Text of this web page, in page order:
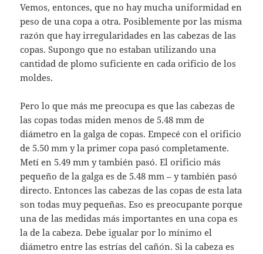
Vemos, entonces, que no hay mucha uniformidad en
peso de una copa a otra. Posiblemente por las misma
razón que hay irregularidades en las cabezas de las
copas. Supongo que no estaban utilizando una
cantidad de plomo suficiente en cada orificio de los
moldes.
Pero lo que más me preocupa es que las cabezas de
las copas todas miden menos de 5.48 mm de
diámetro en la galga de copas. Empecé con el orificio
de 5.50 mm y la primer copa pasó completamente.
Metí en 5.49 mm y también pasó. El orificio más
pequeño de la galga es de 5.48 mm – y también pasó
directo. Entonces las cabezas de las copas de esta lata
son todas muy pequeñas. Eso es preocupante porque
una de las medidas más importantes en una copa es
la de la cabeza. Debe igualar por lo mínimo el
diámetro entre las estrías del cañón. Si la cabeza es